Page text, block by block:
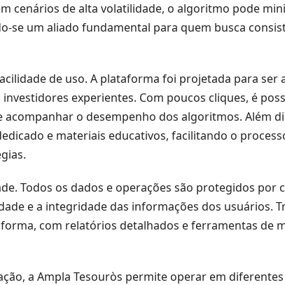
cenários de alta volatilidade, o algoritmo pode
se um aliado fundamental para quem busca
de uso. A plataforma foi projetada para ser
experientes. Com poucos cliques, é
o desempenho dos algoritmos. Além
e materiais educativos, facilitando o
Todos os dados e operações são protegidos por
e a integridade das informações dos usuários.
com relatórios detalhados e ferramentas de
a Ampla Tesouròs permite operar em